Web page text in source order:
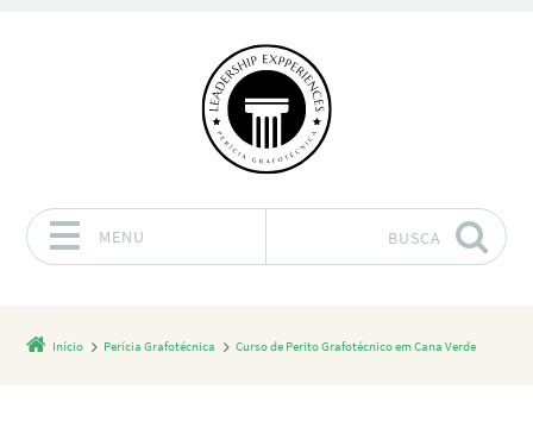
MENU BUSCA
Início Perícia Grafotécnica Curso de Perito Grafotécnico em Cana Verde